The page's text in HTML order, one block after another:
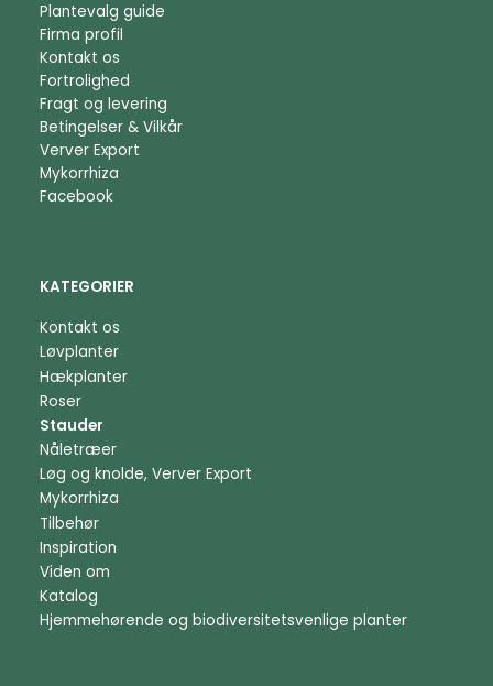
Plantevalg guide
Firma profil
Kontakt os
Fortrolighed
Fragt og levering
Betingelser & Vilkår
Verver Export
Mykorrhiza
Facebook
KATEGORIER
Kontakt os
Løvplanter
Hækplanter
Roser
Stauder
Nåletræer
Løg og knolde, Verver Export
Mykorrhiza
Tilbehør
Inspiration
Viden om
Katalog
Hjemmehørende og biodiversitetsvenlige planter